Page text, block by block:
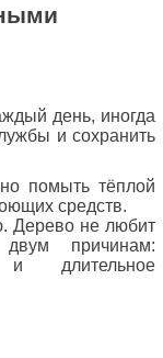
день, иногда
и сохранить
помыть тёплой
средств.
Дерево не любит
причинам:
и длительное